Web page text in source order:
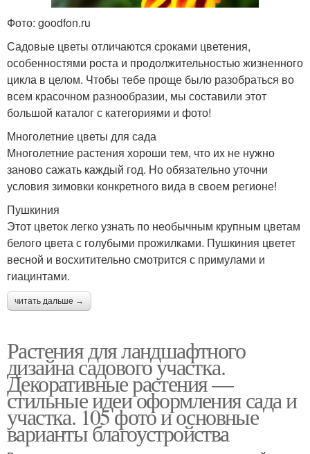
Фото: goodfon.ru
Садовые цветы отличаются сроками цветения,
особенностями роста и продолжительностью жизненного
цикла в целом. Чтобы тебе проще было разобраться во
всем красочном разнообразии, мы составили этот
большой каталог с категориями и фото!
Многолетние цветы для сада
Многолетние растения хороши тем, что их не нужно
заново сажать каждый год. Но обязательно уточни
условия зимовки конкретного вида в своем регионе!
Пушкиния
Этот цветок легко узнать по необычным крупным цветам
белого цвета с голубыми прожилками. Пушкиния цветет
весной и восхитительно смотрится с примулами и
гиацинтами.
читать дальше →
Растения для ландшафтного
дизайна садового участка.
Декоративные растения —
стильные идеи оформления сада и
участка. 105 фото и основные
варианты благоустройства